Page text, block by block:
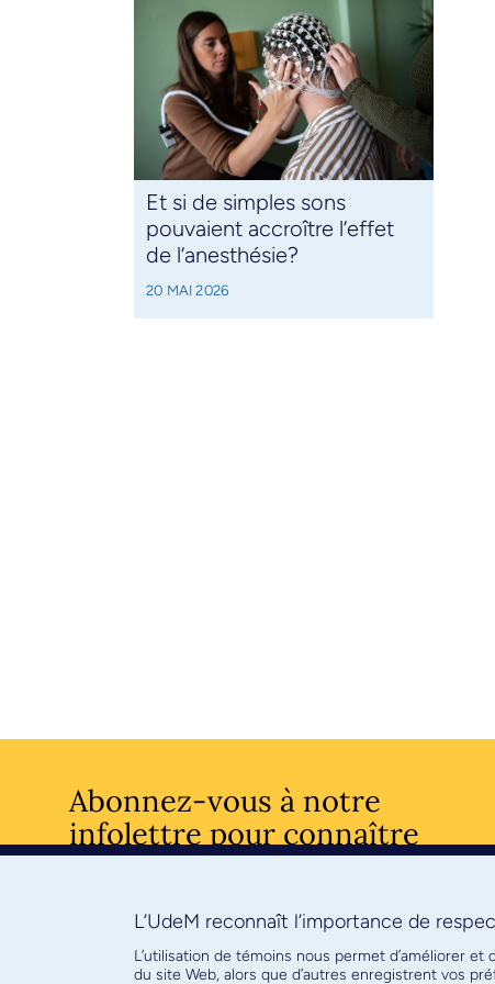
Et si de simples sons
pouvaient accroître l’effet
de l’anesthésie?
20 MAI 2026
Abonnez-vous à notre
infolettre pour connaître
l’actualité facultaire
S'ABONNER
L’UdeM reconnaît l’importance de
L’utilisation de témoins nous permet d’améliorer
du site Web, alors que d’autres enregistrent vos